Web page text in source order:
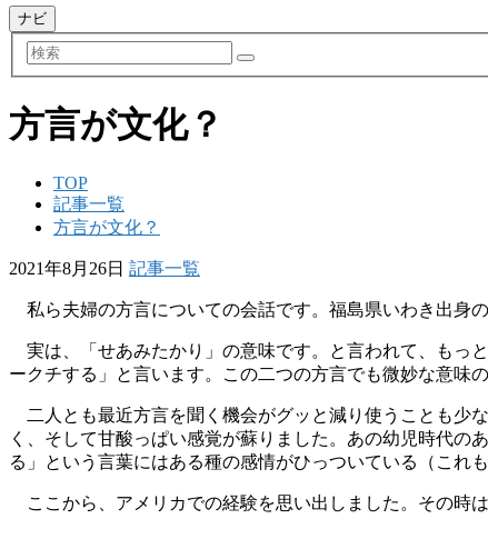
ナビ
検
索
方言が文化？
TOP
記事一覧
方言が文化？
2021年8月26日 記事一覧
私ら夫婦の方言についての会話です。福島県いわき出身
実は、「せあみたかり」の意味です。と言われて、もっ
ークチする」と言います。この二つの方言でも微妙な意味
二人とも最近方言を聞く機会がグッと減り使うことも少
く、そして甘酸っぱい感覚が蘇りました。あの幼児時代
る」という言葉にはある種の感情がひっついている（これ
ここから、アメリカでの経験を思い出しました。その時